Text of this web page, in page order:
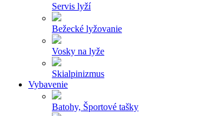
Servis lyží
Bežecké lyžovanie
Vosky na lyže
Skialpinizmus
Vybavenie
Batohy, Športové tašky